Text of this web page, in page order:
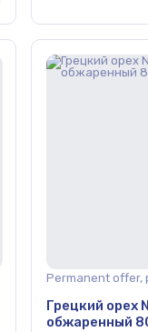
Permanent offer,
Грецкий орех
обжаренный